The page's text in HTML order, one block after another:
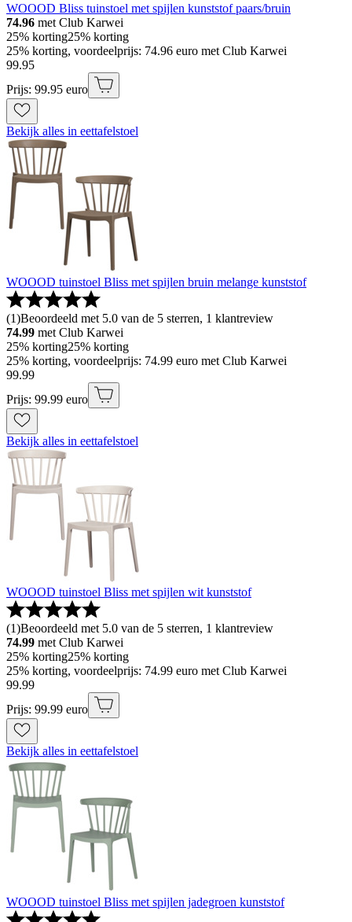
WOOOD Bliss tuinstoel met spijlen kunststof paars/bruin
74.96 met Club Karwei
25% korting25% korting
25% korting, voordeelprijs: 74.96 euro met Club Karwei
99.95
Prijs: 99.95 euro
Bekijk alles in eettafelstoel
WOOOD tuinstoel Bliss met spijlen bruin melange kunststof
(1)Beoordeeld met 5.0 van de 5 sterren, 1 klantreview
74.99 met Club Karwei
25% korting25% korting
25% korting, voordeelprijs: 74.99 euro met Club Karwei
99.99
Prijs: 99.99 euro
Bekijk alles in eettafelstoel
WOOOD tuinstoel Bliss met spijlen wit kunststof
(1)Beoordeeld met 5.0 van de 5 sterren, 1 klantreview
74.99 met Club Karwei
25% korting25% korting
25% korting, voordeelprijs: 74.99 euro met Club Karwei
99.99
Prijs: 99.99 euro
Bekijk alles in eettafelstoel
WOOOD tuinstoel Bliss met spijlen jadegroen kunststof